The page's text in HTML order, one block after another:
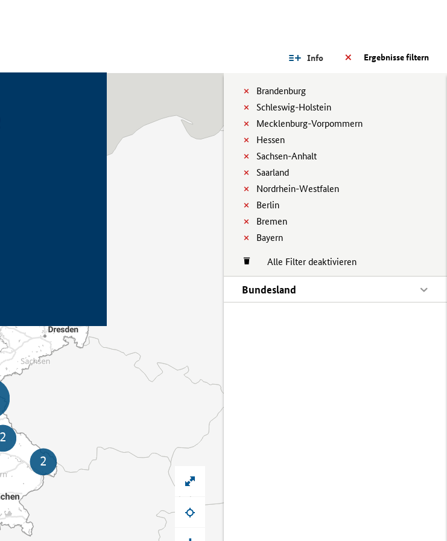
Ergebnisse filtern
Info
Brandenburg
Schleswig-Holstein
Mecklenburg-Vorpommern
Hessen
Sachsen-Anhalt
Saarland
Nordrhein-Westfalen
Berlin
Bremen
Bayern
Alle Filter deaktivieren
Bundesland